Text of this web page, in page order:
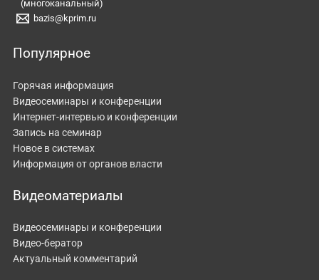
(многоканальный)
bazis@kprim.ru
Популярное
Горячая информация
Видеосеминары и конференции
Интернет-интервью и конференции
Запись на семинар
Новое в системах
Информация от органов власти
Видеоматериалы
Видеосеминары и конференции
Видео-бератор
Актуальный комментарий